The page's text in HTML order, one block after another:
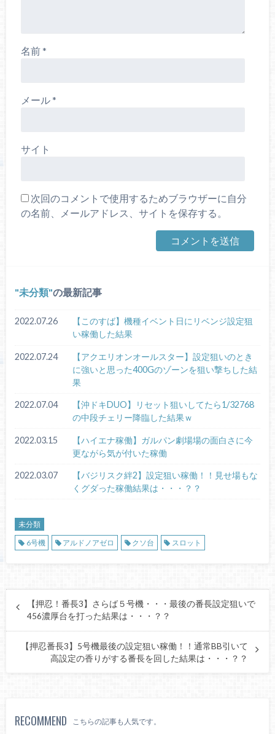
名前*
メール*
サイト
次回のコメントで使用するためブラウザーに自分
の名前、メールアドレス、サイトを保存する。
未分類 の最新記事
2022.07.26
【このすば】機種イベント日にリベンジ設定狙
い稼働した結果
2022.07.24
【アクエリオンオールスター】設定狙いのとき
に強いと思った400Gのゾーンを狙い撃ちした結
果
2022.07.04
【沖ドキDUO】リセット狙いしてたら1/32768
の中段チェリー降臨した結果ｗ
2022.03.15
【ハイエナ稼働】ガルパン劇場場の面白さに今
更ながら気が付いた稼働
2022.03.07
【バジリスク絆2】設定狙い稼働！！見せ場もな
くグダった稼働結果は・・・？？
未分類
6号機
アルドノアゼロ クソ台 スロット
【押忍！番長3】さらば５号機・・・最後の番長設定狙いで
456濃厚台を打った結果は・・・？？
【押忍番長3】5号機最後の設定狙い稼働！！通常BB引いて
高設定の香りがする番長を回した結果は・・・？？
RECOMMEND こちらの記事も人気です。